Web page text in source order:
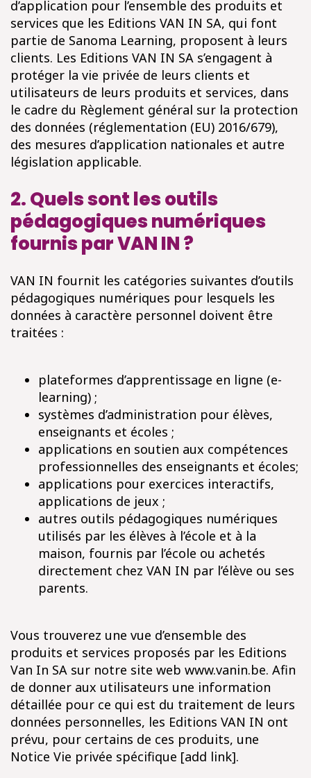
d’application pour l’ensemble des produits et
services que les Editions VAN IN SA, qui font
partie de Sanoma Learning, proposent à leurs
clients. Les Editions VAN IN SA s’engagent à
protéger la vie privée de leurs clients et
utilisateurs de leurs produits et services, dans
le cadre du Règlement général sur la protection
des données (réglementation (EU) 2016/679),
des mesures d’application nationales et autre
législation applicable.
2. Quels sont les outils
pédagogiques numériques
fournis par VAN IN ?
VAN IN fournit les catégories suivantes d’outils
pédagogiques numériques pour lesquels les
données à caractère personnel doivent être
traitées :
plateformes d’apprentissage en ligne (e-
learning) ;
systèmes d’administration pour élèves,
enseignants et écoles ;
applications en soutien aux compétences
professionnelles des enseignants et écoles;
applications pour exercices interactifs,
applications de jeux ;
autres outils pédagogiques numériques
utilisés par les élèves à l’école et à la
maison, fournis par l’école ou achetés
directement chez VAN IN par l’élève ou ses
parents.
Vous trouverez une vue d’ensemble des
produits et services proposés par les Editions
Van In SA sur notre site web www.vanin.be. Afin
de donner aux utilisateurs une information
détaillée pour ce qui est du traitement de leurs
données personnelles, les Editions VAN IN ont
prévu, pour certains de ces produits, une
Notice Vie privée spécifique [add link].